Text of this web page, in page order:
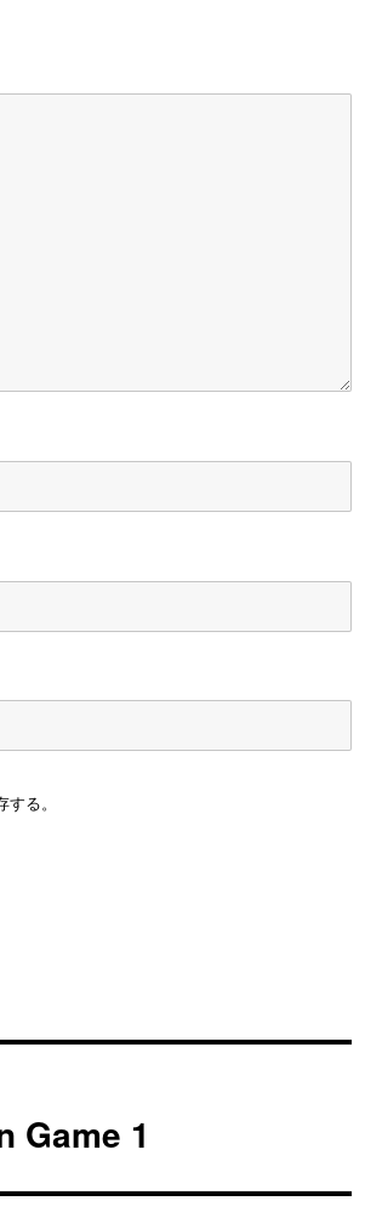
る。
Game 1